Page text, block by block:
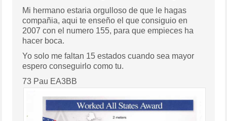
Mi hermano estaria orgulloso de que le hagas
compañia, aqui te enseño el que consiguio en
2007 con el numero 155, para que empieces ha
hacer boca.
Yo solo me faltan 15 estados cuando sea mayor
espero conseguirlo como tu.
73 Pau EA3BB